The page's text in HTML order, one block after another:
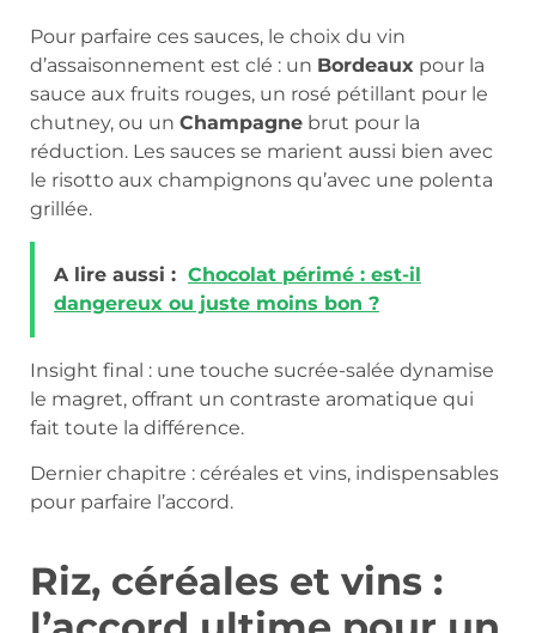
Pour parfaire ces sauces, le choix du vin
d’assaisonnement est clé : un Bordeaux pour la
sauce aux fruits rouges, un rosé pétillant pour le
chutney, ou un Champagne brut pour la
réduction. Les sauces se marient aussi bien avec
le risotto aux champignons qu’avec une polenta
grillée.
A lire aussi : Chocolat périmé : est-il
dangereux ou juste moins bon ?
Insight final : une touche sucrée-salée dynamise
le magret, offrant un contraste aromatique qui
fait toute la différence.
Dernier chapitre : céréales et vins, indispensables
pour parfaire l’accord.
Riz, céréales et vins :